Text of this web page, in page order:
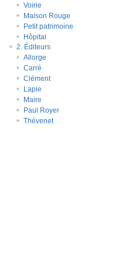
Voirie
Maison Rouge
Petit patrimoine
Hôpital
2. Éditeurs
Allorge
Carré
Clément
Lapie
Maire
Paul Royer
Thévenet